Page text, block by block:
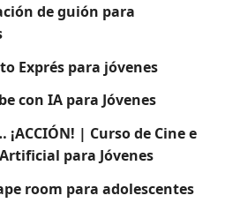
de guión para
Exprés para jóvenes
con IA para Jóvenes
¡ACCIÓN! | Curso de Cine e
para Jóvenes
room para adolescentes